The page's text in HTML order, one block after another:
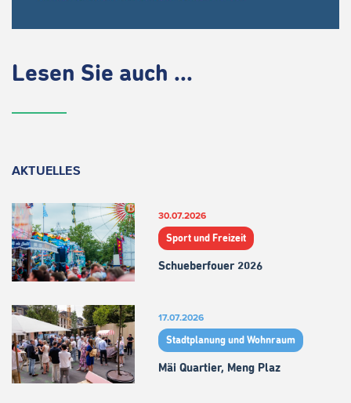
Lesen Sie auch ...
AKTUELLES
30.07.2026
Sport und Freizeit
Schueberfouer 2026
17.07.2026
Stadtplanung und Wohnraum
Mäi Quartier, Meng Plaz